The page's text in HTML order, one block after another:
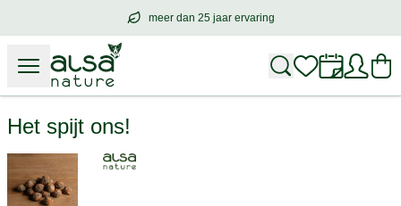
meer dan 25 jaar ervaring
meer dan25 jaar ervaring
alsa-nature Herten-daalders met veenbessen
Het spijt ons!